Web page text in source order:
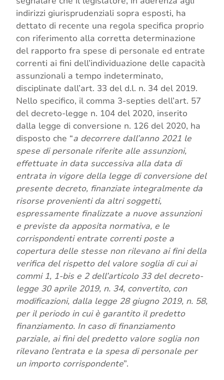
indirizzi giurisprudenziali sopra esposti, ha
dettato di recente una regola specifica proprio
con riferimento alla corretta determinazione
del rapporto fra spese di personale ed entrate
correnti ai fini dell’individuazione delle capacità
assunzionali a tempo indeterminato,
disciplinate dall’art. 33 del d.l. n. 34 del 2019.
Nello specifico, il comma 3-septies dell’art. 57
del decreto-legge n. 104 del 2020, inserito
dalla legge di conversione n. 126 del 2020, ha
disposto che “a decorrere dall’anno 2021 le
spese di personale riferite alle assunzioni,
effettuate in data successiva alla data di
entrata in vigore della legge di conversione del
presente decreto, finanziate integralmente da
risorse provenienti da altri soggetti,
espressamente finalizzate a nuove assunzioni
e previste da apposita normativa, e le
corrispondenti entrate correnti poste a
copertura delle stesse non rilevano ai fini della
verifica del rispetto del valore soglia di cui ai
commi 1, 1-bis e 2 dell’articolo 33 del decreto-
legge 30 aprile 2019, n. 34, convertito, con
modificazioni, dalla legge 28 giugno 2019, n. 58,
per il periodo in cui è garantito il predetto
finanziamento. In caso di finanziamento
parziale, ai fini del predetto valore soglia non
rilevano l’entrata e la spesa di personale per
un importo corrispondente”.